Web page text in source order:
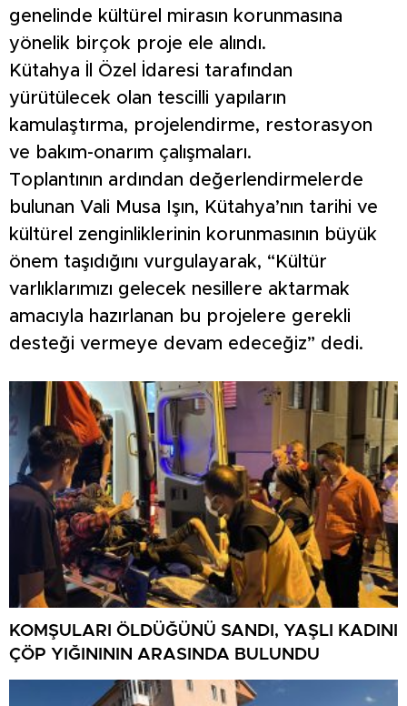
genelinde kültürel mirasın korunmasına
yönelik birçok proje ele alındı.
Kütahya İl Özel İdaresi tarafından
yürütülecek olan tescilli yapıların
kamulaştırma, projelendirme, restorasyon
ve bakım-onarım çalışmaları.
Toplantının ardından değerlendirmelerde
bulunan Vali Musa Işın, Kütahya’nın tarihi ve
kültürel zenginliklerinin korunmasının büyük
önem taşıdığını vurgulayarak, “Kültür
varlıklarımızı gelecek nesillere aktarmak
amacıyla hazırlanan bu projelere gerekli
desteği vermeye devam edeceğiz” dedi.
KOMŞULARI ÖLDÜĞÜNÜ SANDI, YAŞLI KADINI
ÇÖP YIĞINININ ARASINDA BULUNDU